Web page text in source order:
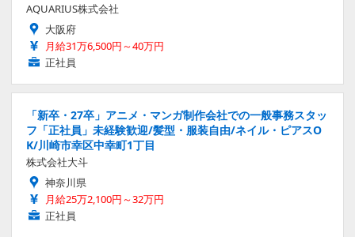
AQUARIUS株式会社
大阪府
月給31万6,500円～40万円
正社員
「新卒・27卒」アニメ・マンガ制作会社での一般事務スタッ
フ「正社員」未経験歓迎/髪型・服装自由/ネイル・ピアスO
K/川崎市幸区中幸町1丁目
株式会社大斗
神奈川県
月給25万2,100円～32万円
正社員